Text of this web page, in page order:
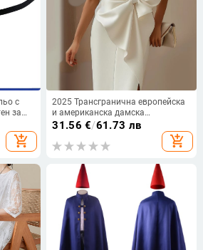
с
за
и
add_shopping_cart
2025 Трансгранична европейска
и американска дамска
независима рокля с панделка,
декоративна рокля, рокля, къса
пола, жилетки
31.56 €/61.73 лв
add_shopping_cart